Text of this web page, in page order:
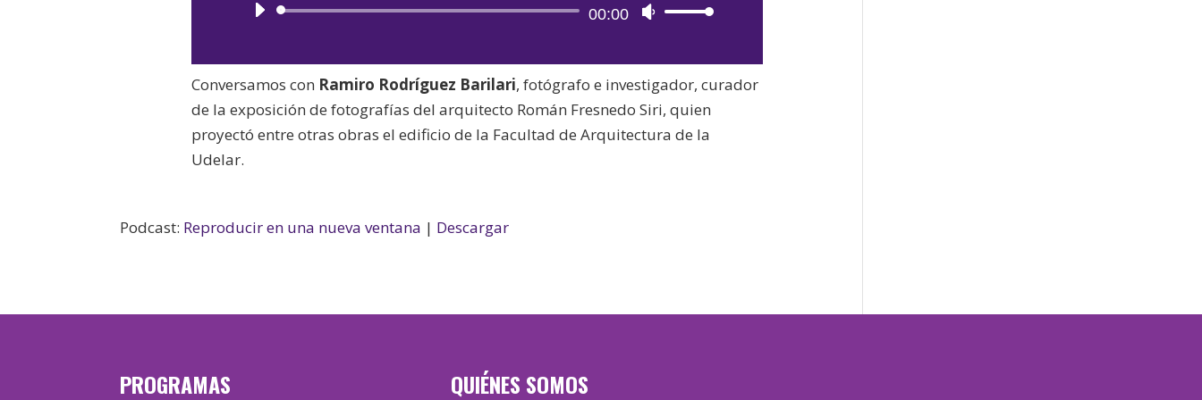
Reproductor
audio
00:00
Utiliza
teclas
de
flecha
arriba/abajo
Conversamos con Ramiro Rodríguez Barilari, fotógrafo e investigador, curador
de la exposición de fotografías del arquitecto Román Fresnedo Siri, quien
proyectó entre otras obras el edificio de la Facultad de Arquitectura de la
Udelar.
Podcast: Reproducir en una nueva ventana | Descargar
PROGRAMAS QUIÉNES SOMOS